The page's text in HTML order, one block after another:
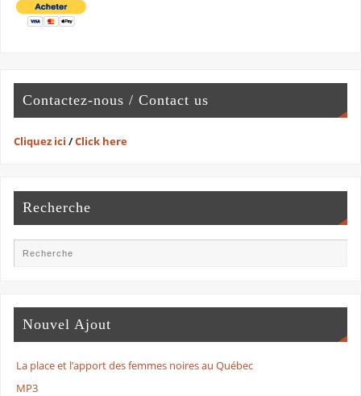
Contactez-nous / Contact us
Cliquez ici /Click here
Recherche
Nouvel Ajout
La place et l’apport des femmes noires au Québec
MP3